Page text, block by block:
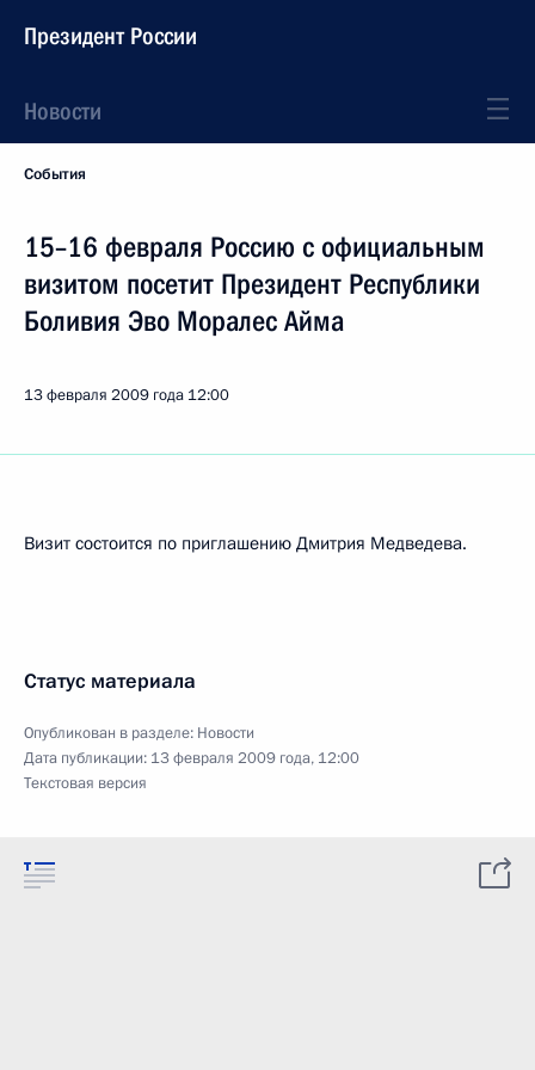
Президент России
Новости
События
15–16 февраля Россию с официальным
визитом посетит Президент Республики
Боливия Эво Моралес Айма
13 февраля 2009 года 12:00
Визит состоится по приглашению Дмитрия Медведева.
Статус материала
Опубликован в разделе: Новости
Дата публикации: 13 февраля 2009 года, 12:00
Текстовая версия